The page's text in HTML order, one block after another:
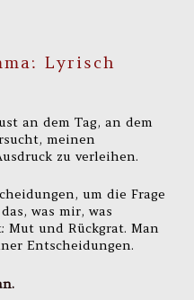
Lyrisch
an dem Tag, an dem
meinen
zu verleihen.
um die Frage
was mir, was
und Rückgrat. Man
Entscheidungen.